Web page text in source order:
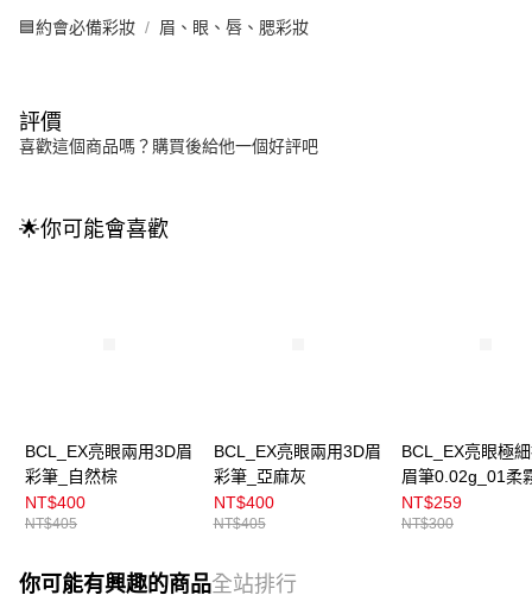
🟦約會必備彩妝 眉、眼、唇、腮彩妝
評價
喜歡這個商品嗎？購買後給他一個好評吧
🌟你可能會喜歡
BCL_EX亮眼兩用3D眉
彩筆_自然棕
NT$400
NT$405
BCL_EX亮眼兩用3D眉
彩筆_亞麻灰
NT$400
NT$405
BCL_EX亮眼極
眉筆0.02g_01柔
NT$259
NT$300
你可能有興趣的商品全站排行